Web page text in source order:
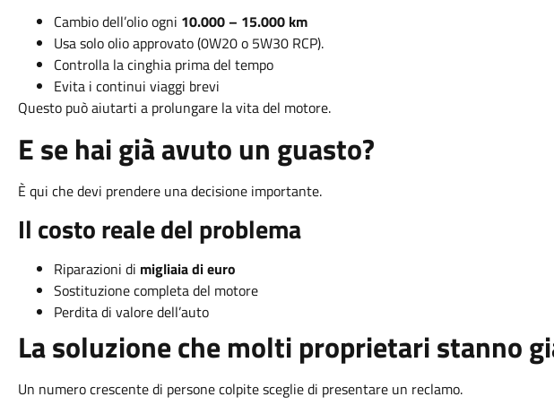
Cambio dell’olio ogni 10.000 – 15.000 km
Usa solo olio approvato (0W20 o 5W30 RCP).
Controlla la cinghia prima del tempo
Evita i continui viaggi brevi
Questo può aiutarti a prolungare la vita del motore.
E se hai già avuto un guasto?
È qui che devi prendere una decisione importante.
Il costo reale del problema
Riparazioni di migliaia di euro
Sostituzione completa del motore
Perdita di valore dell’auto
La soluzione che molti proprietari stanno
Un numero crescente di persone colpite sceglie di presentare un reclamo.